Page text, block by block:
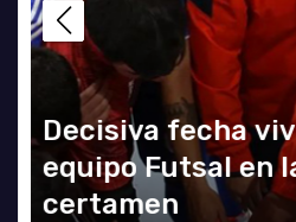
El clásico fue
Futsal